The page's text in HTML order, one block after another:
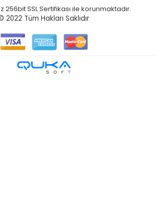
256bit SSL Sertifikası ile korunmaktadır.
2022 Tüm Hakları Saklıdır